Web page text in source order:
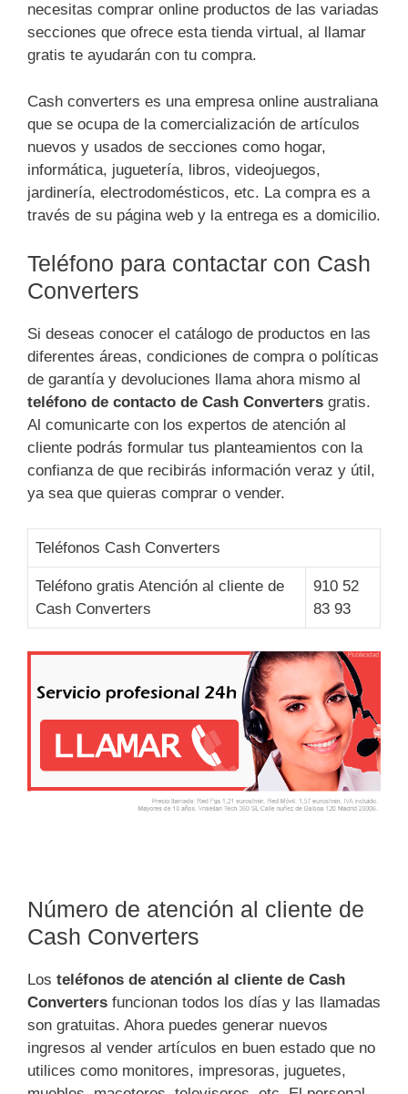
necesitas comprar online productos de las variadas
secciones que ofrece esta tienda virtual, al llamar
gratis te ayudarán con tu compra.
Cash converters es una empresa online australiana
que se ocupa de la comercialización de artículos
nuevos y usados de secciones como hogar,
informática, juguetería, libros, videojuegos,
jardinería, electrodomésticos, etc. La compra es a
través de su página web y la entrega es a domicilio.
Teléfono para contactar con Cash
Converters
Si deseas conocer el catálogo de productos en las
diferentes áreas, condiciones de compra o políticas
de garantía y devoluciones llama ahora mismo al
teléfono de contacto de Cash Converters gratis.
Al comunicarte con los expertos de atención al
cliente podrás formular tus planteamientos con la
confianza de que recibirás información veraz y útil,
ya sea que quieras comprar o vender.
Teléfonos Cash Converters
Teléfono gratis Atención al cliente de
Cash Converters
910 52
83 93
Número de atención al cliente de
Cash Converters
Los teléfonos de atención al cliente de Cash
Converters funcionan todos los días y las llamadas
son gratuitas. Ahora puedes generar nuevos
ingresos al vender artículos en buen estado que no
utilices como monitores, impresoras, juguetes,